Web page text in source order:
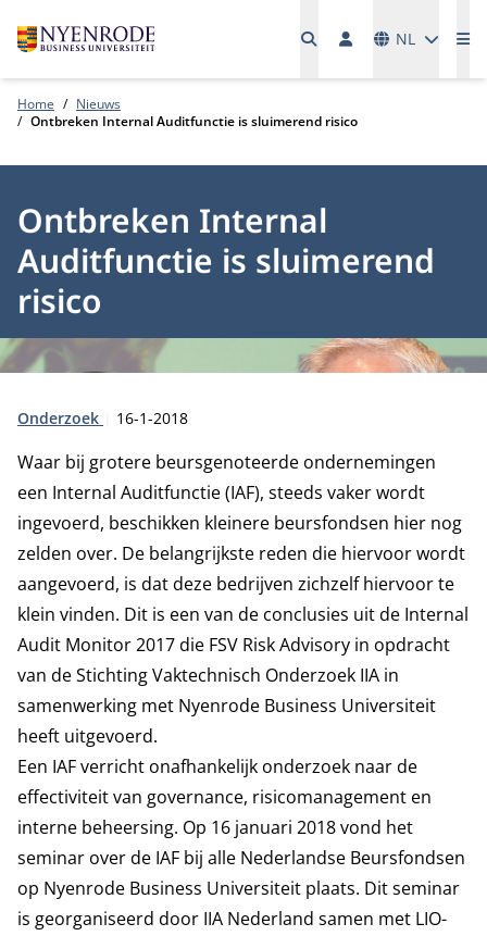
NL
Home
Nieuws
Ontbreken Internal Auditfunctie is sluimerend risico
Ontbreken Internal
Auditfunctie is sluimerend
risico
Type:
Onderzoek Publicatiedatum:
16-1-2018
Waar bij grotere beursgenoteerde ondernemingen
een Internal Auditfunctie (IAF), steeds vaker wordt
ingevoerd, beschikken kleinere beursfondsen hier nog
zelden over. De belangrijkste reden die hiervoor wordt
aangevoerd, is dat deze bedrijven zichzelf hiervoor te
klein vinden. Dit is een van de conclusies uit de Internal
Audit Monitor 2017 die FSV Risk Advisory in opdracht
van de Stichting Vaktechnisch Onderzoek IIA in
samenwerking met Nyenrode Business Universiteit
heeft uitgevoerd.
Een IAF verricht onafhankelijk onderzoek naar de
effectiviteit van governance, risicomanagement en
interne beheersing. Op 16 januari 2018 vond het
seminar over de IAF bij alle Nederlandse Beursfondsen
op Nyenrode Business Universiteit plaats. Dit seminar
is georganiseerd door IIA Nederland samen met LIO-